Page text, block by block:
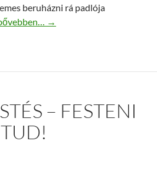
beruházni rá padlója
védő székalátétek széles
→
– FESTENI